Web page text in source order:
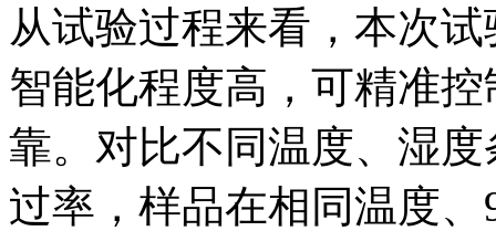
从试验过程来看，本次
智能化程度高，可精准
靠。对比不同温度、湿
过率，样品在相同温度